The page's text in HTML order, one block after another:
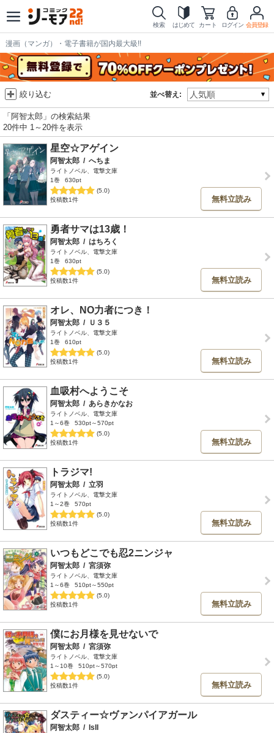
検索 はじめて カート ログイン 会員登録
漫画（マンガ）・電子書籍が国内最大級!!
並べ替え:
絞り込む
「阿智太郎」の検索結果
20件中 1～20件を表示
星空☆アゲイン
阿智太郎 / へちま
ライトノベル、電撃文庫
1巻
630pt
(5.0)
投稿数1件
無料立読み
勇者サマは13歳！
阿智太郎 / はちろく
ライトノベル、電撃文庫
1巻
630pt
(5.0)
投稿数1件
無料立読み
オレ、NO力者につき！
阿智太郎 / Ｕ３５
ライトノベル、電撃文庫
1巻
610pt
(5.0)
投稿数1件
無料立読み
血吸村へようこそ
阿智太郎 / あらきかなお
ライトノベル、電撃文庫
1～6巻
530pt～570pt
(5.0)
投稿数1件
無料立読み
トラジマ!
阿智太郎 / 立羽
ライトノベル、電撃文庫
1～2巻
570pt
(5.0)
投稿数1件
無料立読み
いつもどこでも忍2ニンジャ
阿智太郎 / 宮須弥
ライトノベル、電撃文庫
1～6巻
510pt～550pt
(5.0)
投稿数1件
無料立読み
僕にお月様を見せないで
阿智太郎 / 宮須弥
ライトノベル、電撃文庫
1～10巻
510pt～570pt
(5.0)
投稿数1件
無料立読み
ダスティー☆ヴァンパイアガール
阿智太郎 / IsII